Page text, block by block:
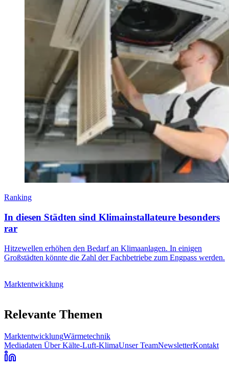
Ranking
In diesen Städten sind Klimainstallateure besonders
rar
Hitzewellen erhöhen den Bedarf an Klimaanlagen. In einigen
Großstädten könnte die Zahl der Fachbetriebe zum Engpass werden.
Marktentwicklung
Relevante Themen
MarktentwicklungWärmetechnik
Mediadaten Über Kälte-Luft-KlimaUnser TeamNewsletterKontakt